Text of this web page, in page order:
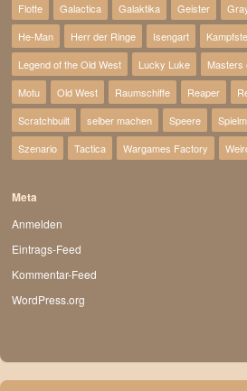
Flotte
Galactica Galaktika Geister
He-Man
Herr der Ringe Isengart
Legend of the Old West
Lucky Luke Masters
Motu
Old West Raumschiffe Reaper
Scratchbuilt
selber machen Speere
Szenario
Tactica Wargames Factory
Meta
Anmelden
Eintrags-Feed
Kommentar-Feed
WordPress.org